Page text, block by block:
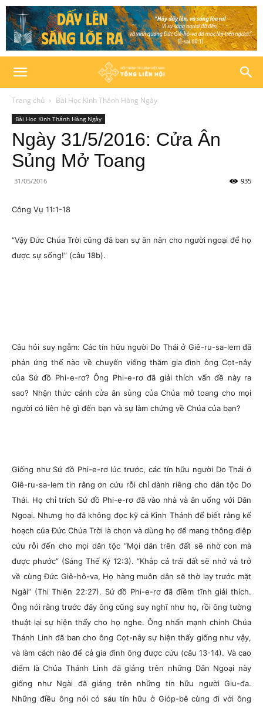
Trang chủ Bài Học Kinh Thánh Hàng Ngày
Bài Học Kinh Thánh Hàng Ngày
Ngày 31/5/2016: Cửa Ân
Sủng Mở Toang
31/05/2016 935
Công Vụ 11:1-18
“Vậy Đức Chúa Trời cũng đã ban sự ăn năn cho người ngoại để họ
được sự sống!” (câu 18b).
Câu hỏi suy ngẫm: Các tín hữu người Do Thái ở Giê-ru-sa-lem đã
phản ứng thế nào về chuyến viếng thăm gia đình ông Cọt-nây
của Sứ đồ Phi-e-rơ? Ông Phi-e-rơ đã giải thích vấn đề này ra
sao? Nhận thức cánh cửa ân sủng của Chúa mở toang cho mọi
người có liên hệ gì đến bạn và sự làm chứng về Chúa của bạn?
Giống như Sứ đồ Phi-e-rơ lúc trước, các tín hữu người Do Thái ở
Giê-ru-sa-lem tin rằng ơn cứu rỗi chỉ dành riêng cho dân tộc Do
Thái. Họ chỉ trích Sứ đồ Phi-e-rơ đã vào nhà và ăn uống với Dân
Ngoại. Nhưng họ đã không đọc kỹ cả Kinh Thánh để biết rằng kế
hoạch của Đức Chúa Trời là chọn và dùng họ để mang thông điệp
cứu rỗi đến cho mọi dân tộc “Mọi dân trên đất sẽ nhờ con mà
được phước” (Sáng Thế Ký 12:3). “Khắp cả trái đất sẽ nhớ và trở
về cùng Đức Giê-hô-va, Họ hàng muôn dân sẽ thờ lạy trước mặt
Ngài” (Thi Thiên 22:27). Sứ đồ Phi-e-rơ đã điềm tĩnh giải thích.
Ông nói rằng trước đây ông cũng suy nghĩ như họ, rồi ông tường
thuật lại sự hiện thấy cho họ nghe. Ông nhấn mạnh chính Chúa
Thánh Linh đã ban cho ông Cọt-nây sự hiện thấy giống như vậy,
và làm cách nào để cả gia đình ông được cứu (câu 13-14). Và cao
điểm là Chúa Thánh Linh đã giáng trên những Dân Ngoại này
giống như Ngài đã giáng trên những tín hữu người Giu-đa.
Những điều ông nói có sáu tín hữu ở Gióp-bê cùng đi với ông